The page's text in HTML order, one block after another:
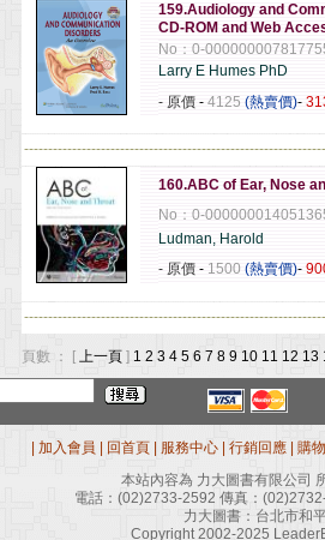
159.Audiology and
CD-ROM and Web
No：0-
Larry E Humes PhD
- 原價 - 4125 (熱賣價)-
160.ABC of Ear, Nose
No：0-
Ludman, Harold
- 原價 - 1500 (熱賣價)-
頁數 ： [ 上一頁 ] 1 2 3 4 5 6 7 8 9 10 11 12 13
加入會員 回首頁 服務中心 行銷回應 購
本站內容為 力大圖書有限公司
電話： (02)2733-2592 傳真：
力大圖書：台北市和
Copyright 2002-2025